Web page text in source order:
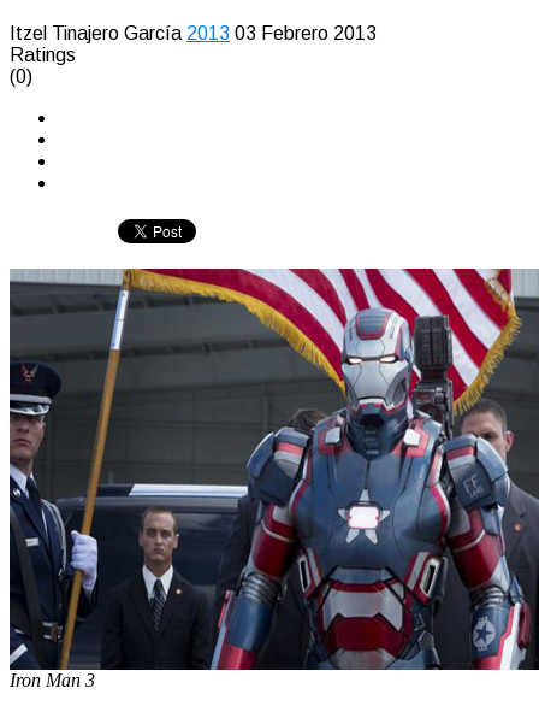
Itzel Tinajero García 2013 03 Febrero 2013
Ratings
(0)
Iron Man 3